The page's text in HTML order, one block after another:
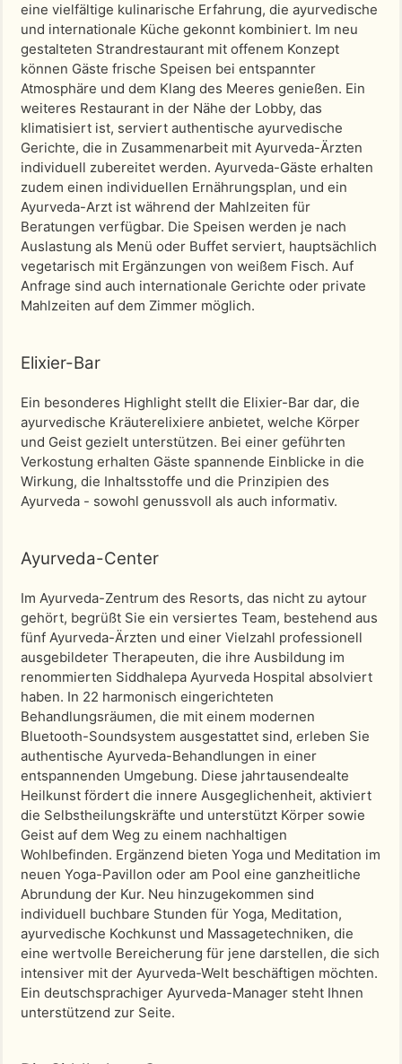
eine vielfältige kulinarische Erfahrung, die ayurvedische
und internationale Küche gekonnt kombiniert. Im neu
gestalteten Strandrestaurant mit offenem Konzept
können Gäste frische Speisen bei entspannter
Atmosphäre und dem Klang des Meeres genießen. Ein
weiteres Restaurant in der Nähe der Lobby, das
klimatisiert ist, serviert authentische ayurvedische
Gerichte, die in Zusammenarbeit mit Ayurveda-Ärzten
individuell zubereitet werden. Ayurveda-Gäste erhalten
zudem einen individuellen Ernährungsplan, und ein
Ayurveda-Arzt ist während der Mahlzeiten für
Beratungen verfügbar. Die Speisen werden je nach
Auslastung als Menü oder Buffet serviert, hauptsächlich
vegetarisch mit Ergänzungen von weißem Fisch. Auf
Anfrage sind auch internationale Gerichte oder private
Mahlzeiten auf dem Zimmer möglich.
Elixier-Bar
Ein besonderes Highlight stellt die Elixier-Bar dar, die
ayurvedische Kräuterelixiere anbietet, welche Körper
und Geist gezielt unterstützen. Bei einer geführten
Verkostung erhalten Gäste spannende Einblicke in die
Wirkung, die Inhaltsstoffe und die Prinzipien des
Ayurveda - sowohl genussvoll als auch informativ.
Ayurveda-Center
Im Ayurveda-Zentrum des Resorts, das nicht zu aytour
gehört, begrüßt Sie ein versiertes Team, bestehend aus
fünf Ayurveda-Ärzten und einer Vielzahl professionell
ausgebildeter Therapeuten, die ihre Ausbildung im
renommierten Siddhalepa Ayurveda Hospital absolviert
haben. In 22 harmonisch eingerichteten
Behandlungsräumen, die mit einem modernen
Bluetooth-Soundsystem ausgestattet sind, erleben Sie
authentische Ayurveda-Behandlungen in einer
entspannenden Umgebung. Diese jahrtausendealte
Heilkunst fördert die innere Ausgeglichenheit, aktiviert
die Selbstheilungskräfte und unterstützt Körper sowie
Geist auf dem Weg zu einem nachhaltigen
Wohlbefinden. Ergänzend bieten Yoga und Meditation im
neuen Yoga-Pavillon oder am Pool eine ganzheitliche
Abrundung der Kur. Neu hinzugekommen sind
individuell buchbare Stunden für Yoga, Meditation,
ayurvedische Kochkunst und Massagetechniken, die
eine wertvolle Bereicherung für jene darstellen, die sich
intensiver mit der Ayurveda-Welt beschäftigen möchten.
Ein deutschsprachiger Ayurveda-Manager steht Ihnen
unterstützend zur Seite.